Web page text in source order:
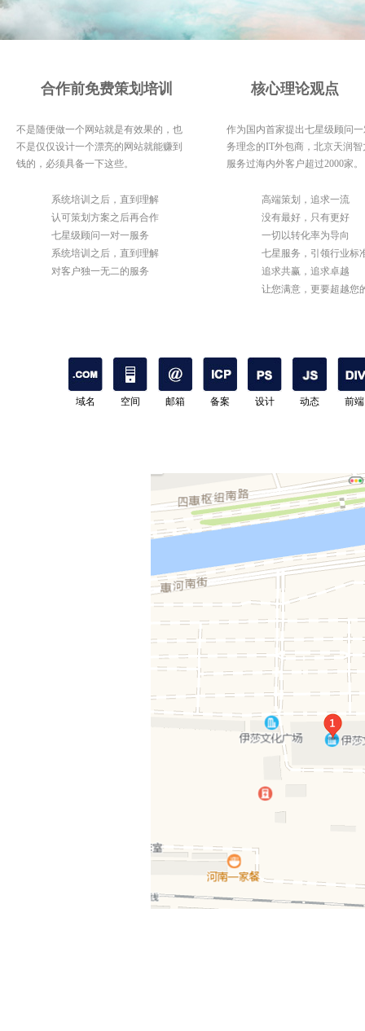
合作前免费策划培训
不是随便做一个网站就是有效果的，也
不是仅仅设计一个漂亮的网站就能赚到
钱的，必须具备一下这些。
系统培训之后，直到理解
认可策划方案之后再合作
七星级顾问一对一服务
系统培训之后，直到理解
对客户独一无二的服务
核心理论观点
作为国内首家提出七星级顾问
务理念的IT外包商，北京天润智
服务过海内外客户超过2000家。
高端策划，追求一流
没有最好，只有更好
一切以转化率为导向
七星服务，引领行业标
追求共赢，追求卓越
让您满意，更要超越您
域名 空间 邮箱 备案 设计 动态 前端